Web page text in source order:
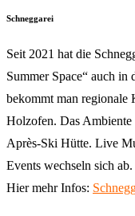
Schneggarei
Seit 2021 hat die
Summer Space“ auch
bekommt man regionale
Holzofen. Das Ambiente
Après-Ski Hütte. Live
Events wechseln sich ab.
Hier mehr Infos: